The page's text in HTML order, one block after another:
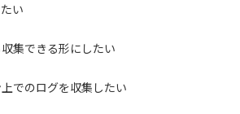
い
集できる形にしたい
でのログを収集したい